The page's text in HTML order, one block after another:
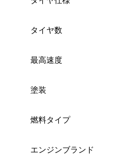
タイヤ数
最高速度
塗装
燃料タイプ
エンジンブランド